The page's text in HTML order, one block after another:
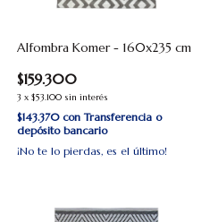
Alfombra Komer - 160x235 cm
$159.300
3 x $53.100 sin interés
$143.370 con Transferencia o
depósito bancario
¡No te lo pierdas, es el último!